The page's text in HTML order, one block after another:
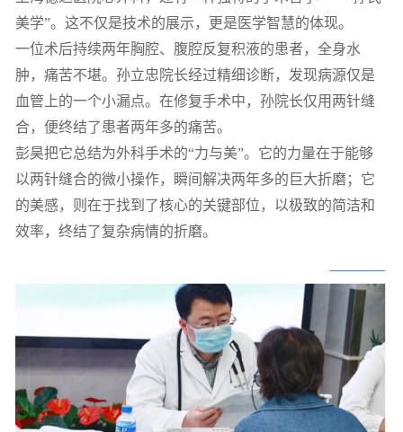
美学”。这不仅是技术的展示，更是医学智慧的体现。
一位术后持续两年胸腔、腹腔反复积液的患者，全身水
肿，痛苦不堪。孙立忠院长经过精细诊断，发现病源仅是
血管上的一个小漏点。在修复手术中，孙院长仅用两针缝
合，便终结了患者两年多的痛苦。
彭昊把它总结为外科手术的“力与美”。它的力量在于能够
以两针缝合的微小操作，瞬间解决两年多的巨大折磨；它
的美感，则在于找到了核心的关键部位，以极致的简洁和
效率，终结了复杂病情的折磨。